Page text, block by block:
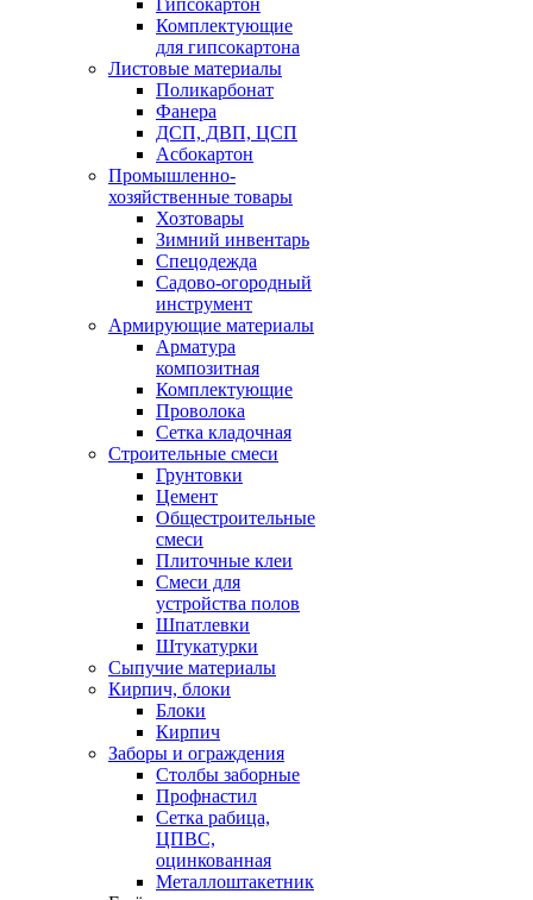
Гипсокартон
Комплектующие
для гипсокартона
Листовые материалы
Поликарбонат
Фанера
ДСП, ДВП, ЦСП
Асбокартон
Промышленно-
хозяйственные товары
Хозтовары
Зимний инвентарь
Спецодежда
Садово-огородный
инструмент
Армирующие материалы
Арматура
композитная
Комплектующие
Проволока
Сетка кладочная
Строительные смеси
Грунтовки
Цемент
Общестроительные
смеси
Плиточные клеи
Смеси для
устройства полов
Шпатлевки
Штукатурки
Сыпучие материалы
Кирпич, блоки
Блоки
Кирпич
Заборы и ограждения
Столбы заборные
Профнастил
Сетка рабица,
ЦПВС,
оцинкованная
Металлоштакетник